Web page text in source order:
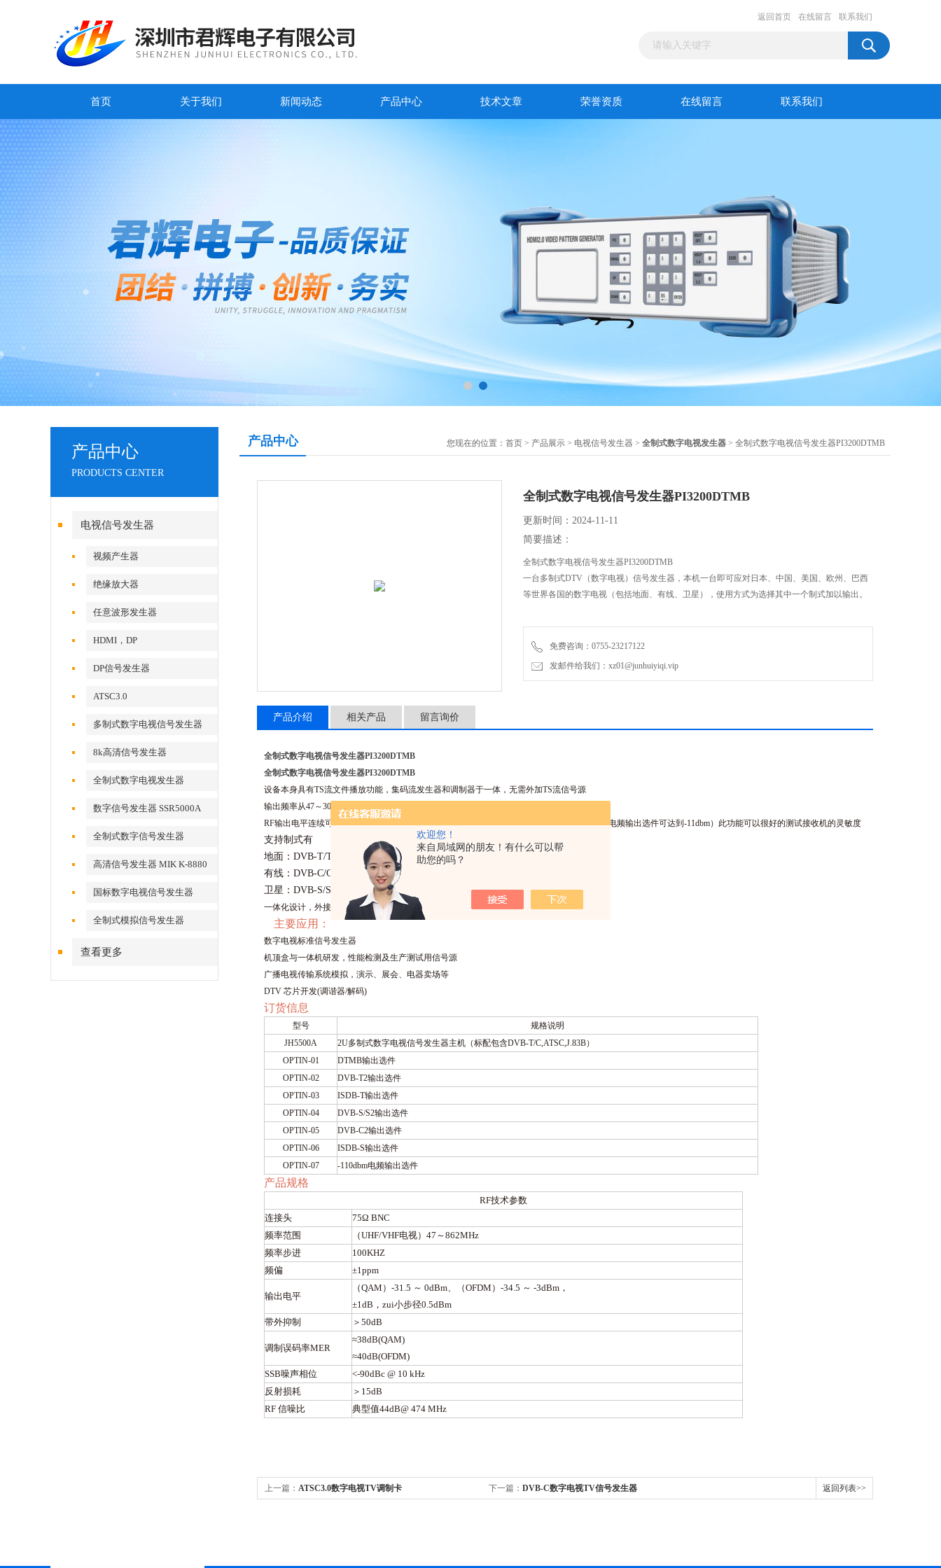
欢迎您！
来自局域网的朋友！有什么可以帮
助您的吗？
返回首页 在线留言 联系我们
首页 关于我们 新闻动态 产品中心 技术文章 荣誉资质 在线留言 联系我们
产品中心
PRODUCTS CENTER
电视信号发生器
视频产生器
绝缘放大器
任意波形发生器
HDMI，DP
DP信号发生器
ATSC3.0
多制式数字电视信号发生器
8k高清信号发生器
全制式数字电视发生器
数字信号发生器 SSR5000A
全制式数字信号发生器
MSD5000A
高清信号发生器 MIK K-8880
国标数字电视信号发生器
全制式模拟信号发生器
查看更多
产品中心 您现在的位置： 首页 > 产品展示 > 电视信号发生器 > 全制式数字电视发生器 > 全制式数字电视信号发生器PI3200DTMB
全制式数字电视信号发生器PI3200DTMB
更新时间：2024-11-11
简要描述：
全制式数字电视信号发生器PI3200DTMB
一台多制式DTV（数字电视）信号发生器，本机一台即可应对日本、中国、美国、欧州、巴西
等世界各国的数字电视（包括地面、有线、卫星），使用方式为选择其中一个制式加以输出。
免费咨询：0755-23217122
发邮件给我们：xz01@junhuiyiqi.vip
产品介绍 相关产品 留言询价
全制式数字电视信号发生器PI3200DTMB
全制式数字电视信号发生器PI3200DTMB
设备本身具有TS流文件播放功能，集码流发生器和调制器于一体，无需外加TS流信号源
输出频率从47～3000
MHz，*覆盖VHF、UHF电视频道
RF输出电平连续可变，可变范围（QAM）-31.5 ～ 0dBm、（OFDM）-34.5 ～ -3dBm，（增加电频输出选件可达到-11dbm） 此功能可以很好的测试接收机的灵敏度
支持制式有
地面：DVB-T/T2，ATSC，ISDB-T,DTMB
有线：DVB-C/C2，J.83B
卫星：DVB-S/S2，ISDB-S
一体化设计，外接 鼠标键盘显示器即可设置参数 ，操作更方便
主要应用：
数字电视标准信号发生器
机顶盒与一体机研发，性能检测及生产测试用信号源
广播电视传输系统模拟，演示、 展会、 电器卖场等
DTV 芯片开发(调谐器/解码)
订货信息
型号
规格说明
JH5500A
2U多制式数字电视信号发生器主机（标配包含DVB-T/C,ATSC,J.83B）
OPTIN-01
DTMB输出选件
OPTIN-02
DVB-T2输出选件
OPTIN-03
ISDB-T输出选件
OPTIN-04
DVB-S/S2输出选件
OPTIN-05
DVB-C2输出选件
OPTIN-06
ISDB-S输出选件
OPTIN-07
-110dbm电频输出选件
产品规格
RF技术参数
连接头
75Ω BNC
频率范围
（UHF/VHF电视）47～862MHz
频率步进
100KHZ
频偏
±1ppm
输出电平
（QAM）-31.5 ～ 0dBm、（OFDM）-34.5 ～ -3dBm，
±1dB，zui小步径0.5dBm
带外抑制
＞50dB
调制误码率MER
≈38dB(QAM)
≈40dB(OFDM)
SSB噪声相位
<-90dBc @ 10 kHz
反射损耗
＞15dB
RF 信噪比
典型值44dB@ 474 MHz
上一篇： ATSC3.0数字电视TV调制卡 下一篇： DVB-C数字电视TV信号发生器 返回列表>>